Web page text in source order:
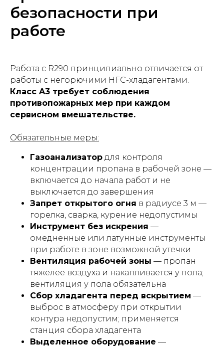
безопасности при
работе
Работа с R290 принципиально отличается от
работы с негорючими HFC-хладагентами.
Класс A3 требует соблюдения
противопожарных мер при каждом
сервисном вмешательстве.
Обязательные меры:
Газоанализатор для контроля
концентрации пропана в рабочей зоне —
включается до начала работ и не
выключается до завершения
Запрет открытого огня в радиусе 3 м —
горелка, сварка, курение недопустимы
Инструмент без искрения —
омедненные или латунные инструменты
при работе в зоне возможной утечки
Вентиляция рабочей зоны — пропан
тяжелее воздуха и накапливается у пола;
вентиляция у пола обязательна
Сбор хладагента перед вскрытием —
выброс в атмосферу при открытии
контура недопустим; применяется
станция сбора хладагента
Выделенное оборудование —